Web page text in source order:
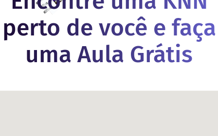
perto de você e faça
uma Aula Grátis